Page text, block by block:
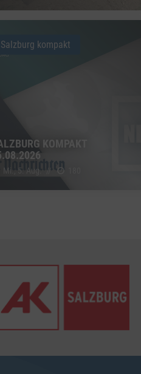
KOMPAKT
Mi., 5. Aug. //
Salzburg kompakt
zu Vimeo